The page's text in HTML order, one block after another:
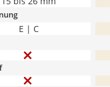
E | C